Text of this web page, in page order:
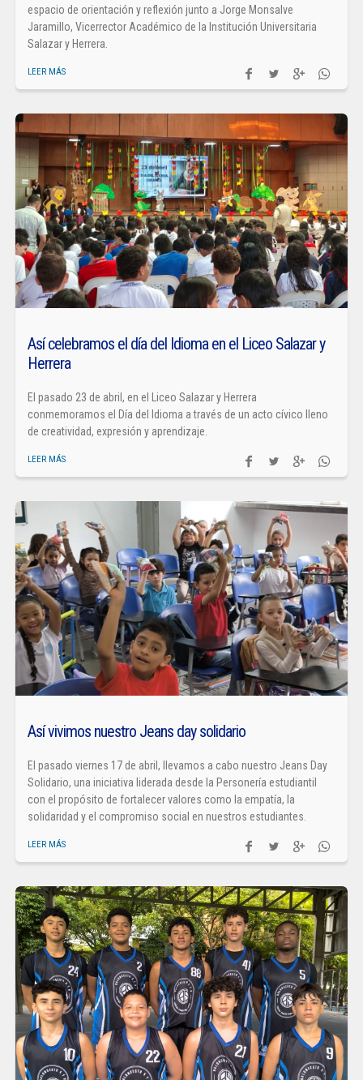
espacio de orientación y reflexión junto a Jorge Monsalve
Jaramillo, Vicerrector Académico de la Institución Universitaria
Salazar y Herrera.
LEER MÁS
Así celebramos el día del Idioma en el Liceo Salazar y
Herrera
El pasado 23 de abril, en el Liceo Salazar y Herrera
conmemoramos el Día del Idioma a través de un acto cívico lleno
de creatividad, expresión y aprendizaje.
LEER MÁS
Así vivimos nuestro Jeans day solidario
El pasado viernes 17 de abril, llevamos a cabo nuestro Jeans Day
Solidario, una iniciativa liderada desde la Personería estudiantil
con el propósito de fortalecer valores como la empatía, la
solidaridad y el compromiso social en nuestros estudiantes.
LEER MÁS